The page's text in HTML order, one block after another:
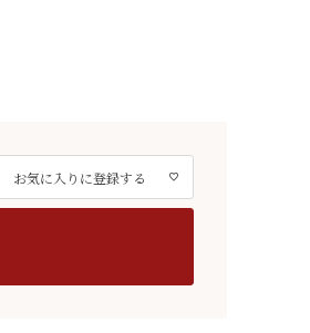
お気に入りに登録する